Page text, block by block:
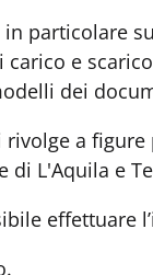
particolare
e
dei
rivolge a
di L'Aquila e
effettuare